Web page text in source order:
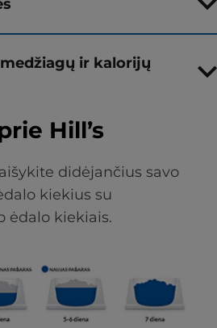
ir kalorijų
Hill’s
didėjančius savo
kiekius su
ėdalo kiekiais.